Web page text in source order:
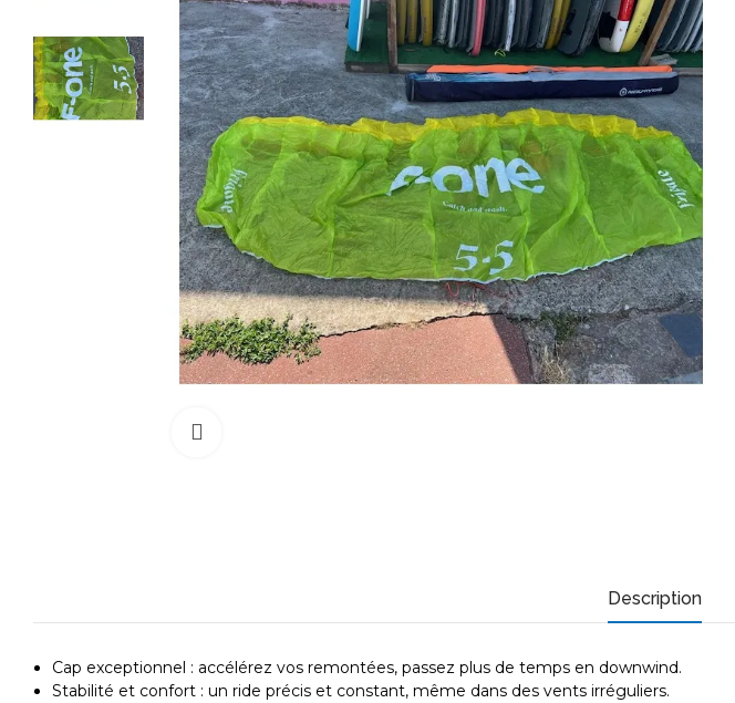
Description
Cap exceptionnel : accélérez vos remontées, passez plus de temps en downwind.
Stabilité et confort : un ride précis et constant, même dans des vents irréguliers.